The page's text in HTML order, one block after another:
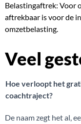
Belastingaftrek: Voor
aftrekbaar is voor de
omzetbelasting.
Veel
Hoe verloopt het
coachtraject?
De naam zegt het al,